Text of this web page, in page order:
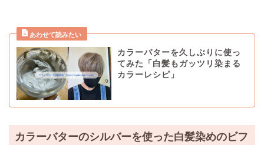
カラーバターを久しぶりに使っ
てみた「白髪もガッツリ染まる
カラーレシピ」
カラーバターのシルバーを使った白髪染めのビフ